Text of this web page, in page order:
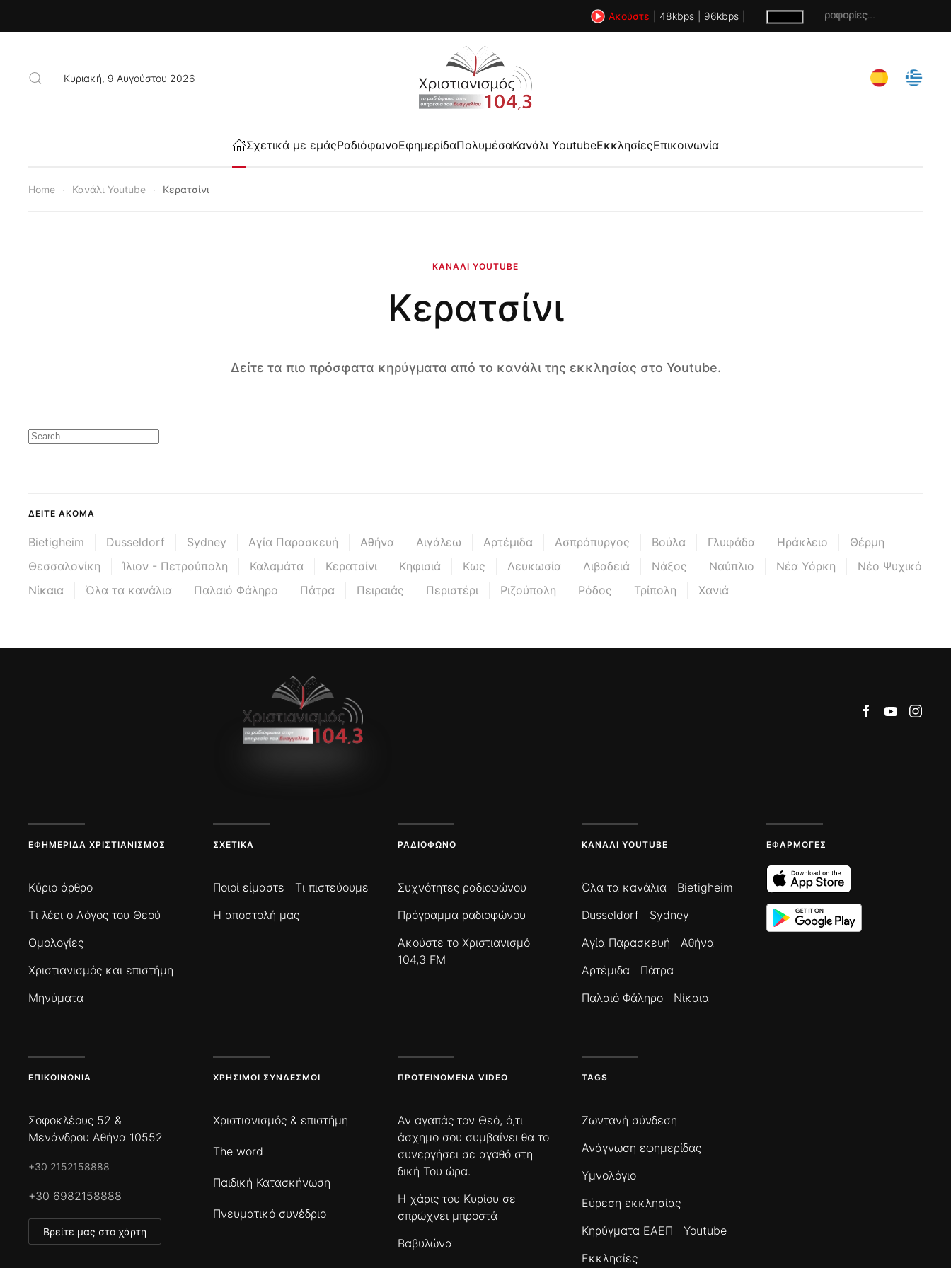
Ακούστε 48kbps 96kbps Χωρίς πληροφορίες...
Κυριακή, 9 Αυγούστου 2026
Σχετικά με εμάςΡαδιόφωνοΕφημερίδαΠολυμέσαΚανάλι YoutubeΕκκλησίεςΕπικοινωνία
Home Κανάλι Youtube Κερατσίνι
ΚΑΝΆΛΙ YOUTUBE
Κερατσίνι
Δείτε τα πιο πρόσφατα κηρύγματα από το κανάλι της εκκλησίας στο Youtube.
ΔΕΊΤΕ ΑΚΌΜΑ
Bietigheim Dusseldorf Sydney Αγία Παρασκευή Αθήνα Αιγάλεω Αρτέμιδα Ασπρόπυργος Βούλα Γλυφάδα Ηράκλειο
Θέρμη
Θεσσαλονίκη
Ίλιον - Πετρούπολη Καλαμάτα Κερατσίνι Κηφισιά Κως Λευκωσία Λιβαδειά Νάξος Ναύπλιο Νέα Υόρκη
Νέο Ψυχικό
Νίκαια
Όλα τα κανάλια Παλαιό Φάληρο Πάτρα Πειραιάς Περιστέρι Ριζούπολη Ρόδος Τρίπολη Χανιά
ΕΦΗΜΕΡΊΔΑ ΧΡΙΣΤΙΑΝΙΣΜΌΣ
Κύριο άρθρο
Τι λέει ο Λόγος του Θεού
Ομολογίες
Χριστιανισμός και επιστήμη
Μηνύματα
ΣΧΕΤΙΚΆ
Ποιοί είμαστε
Τι πιστεύουμε
Η αποστολή μας
ΡΑΔΙΌΦΩΝΟ
Συχνότητες ραδιοφώνου
Πρόγραμμα ραδιοφώνου
Ακούστε το Χριστιανισμό
104,3 FM
ΚΑΝΆΛΙ YOUTUBE
Όλα τα κανάλια
Bietigheim
Dusseldorf
Sydney
Αγία Παρασκευή
Αθήνα
Αρτέμιδα
Πάτρα
Παλαιό Φάληρο
Νίκαια
ΕΦΑΡΜΟΓΈΣ
ΕΠΙΚΟΙΝΩΝΊΑ
Σοφοκλέους 52 &
Μενάνδρου Αθήνα 10552
+30 2152158888
+30 6982158888
Βρείτε μας στο χάρτη
ΧΡΉΣΙΜΟΙ ΣΎΝΔΕΣΜΟΙ
Χριστιανισμός & επιστήμη
The word
Παιδική Κατασκήνωση
Πνευματικό συνέδριο
ΠΡΟΤΕΙΝΌΜΕΝΑ VIDEO
Αν αγαπάς τον Θεό, ό,τι
άσχημο σου συμβαίνει θα το
συνεργήσει σε αγαθό στη
δική Του ώρα.
Η χάρις του Κυρίου σε
σπρώχνει μπροστά
Βαβυλώνα
TAGS
Ζωντανή σύνδεση
Ανάγνωση εφημερίδας
Υμνολόγιο
Εύρεση εκκλησίας
Κηρύγματα ΕΑΕΠ
Youtube
Εκκλησίες